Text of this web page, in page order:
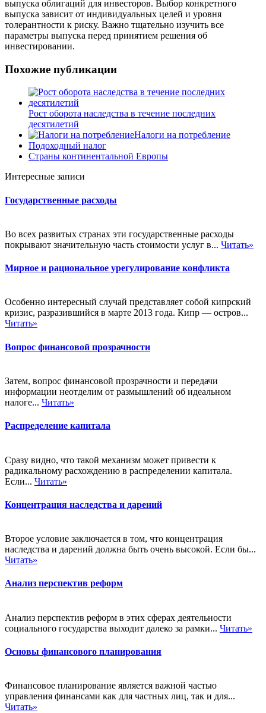
выпуска облигаций для инвесторов. Выбор конкретного
выпуска зависит от индивидуальных целей и уровня
толерантности к риску. Важно тщательно изучить все
параметры выпуска перед принятием решения об
инвестировании.
Похожие публикации
Рост оборота наследства в течение последних
десятилетий
Налоги на потребление
Подоходный налог
Страны континентальной Европы
Интересные записи
Государственные расходы
Во всех развитых странах эти государственные расходы
покрывают значительную часть стоимости услуг в... Читать»
Мирное и рациональное урегулирование конфликта
Особенно интересный случай представляет собой кипрский
кризис, разразившийся в марте 2013 года. Кипр — остров...
Читать»
Вопрос финансовой прозрачности
Затем, вопрос финансовой прозрачности и передачи
информации неотделим от размышлений об идеальном
налоге... Читать»
Распределение капитала
Сразу видно, что такой механизм может привести к
радикальному расхождению в распределении капитала.
Если... Читать»
Концентрация наследства и дарений
Второе условие заключается в том, что концентрация
наследства и дарений должна быть очень высокой. Если бы...
Читать»
Анализ перспектив реформ
Анализ перспектив реформ в этих сферах деятельности
социального государства выходит далеко за рамки... Читать»
Основы финансового планирования
Финансовое планирование является важной частью
управления финансами как для частных лиц, так и для...
Читать»